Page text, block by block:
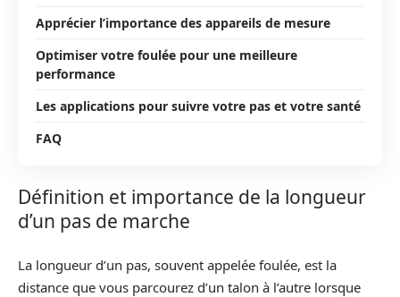
Apprécier l’importance des appareils de mesure
Optimiser votre foulée pour une meilleure
performance
Les applications pour suivre votre pas et votre santé
FAQ
Définition et importance de la longueur
d’un pas de marche
La longueur d’un pas, souvent appelée foulée, est la
distance que vous parcourez d’un talon à l’autre lorsque